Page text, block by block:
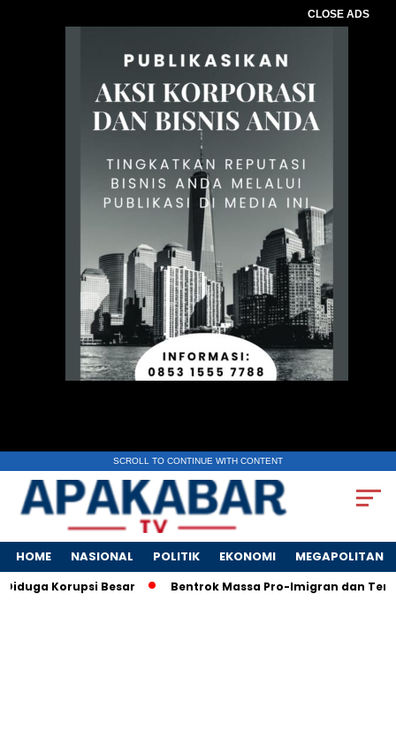
CLOSE ADS
SCROLL TO CONTINUE WITH CONTENT
HOME NASIONAL POLITIK EKONOMI MEGAPOLITAN
Korupsi Besar Bentrok Massa Pro-Imigran dan